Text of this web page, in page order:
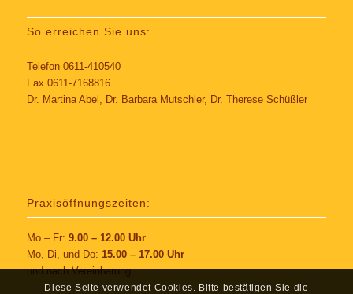
So erreichen Sie uns:
Telefon 0611-410540
Fax 0611-7168816
Dr. Martina Abel, Dr. Barbara Mutschler, Dr. Therese Schüßler
Praxisöffnungszeiten:
Mo – Fr: 9.00 – 12.00 Uhr
Mo, Di, und Do: 15.00 – 17.00 Uhr
und nach Vereinbarung
Diese Seite verwendet Cookies. Bitte bestätigen Sie die